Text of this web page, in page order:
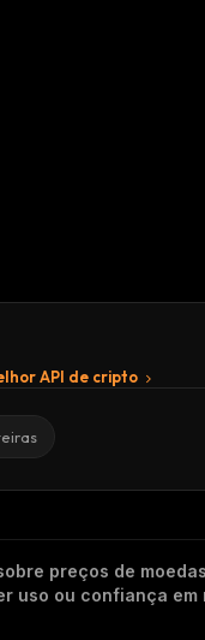
API de cripto
preços de
uso ou confiança em